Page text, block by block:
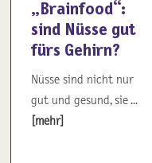
„Brainfood“:
sind Nüsse gut
fürs Gehirn?
Nüsse sind nicht nur
gut und gesund, sie ...
[mehr]